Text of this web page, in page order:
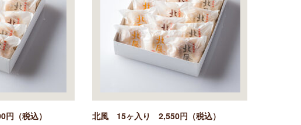
（税込） 北風 15ヶ入り 2,550円（税込）